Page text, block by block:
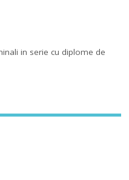
in serie cu diplome de